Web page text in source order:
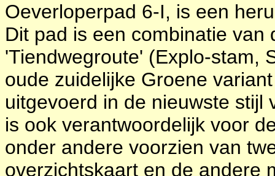
Oeverloperpad 6-I, is een
Dit pad is een combinatie
'Tiendwegroute' (Explo-stam,
oude zuidelijke Groene
uitgevoerd in de nieuwste stijl
is ook verantwoordelijk voor
onder andere voorzien van
overzichtskaart en de andere